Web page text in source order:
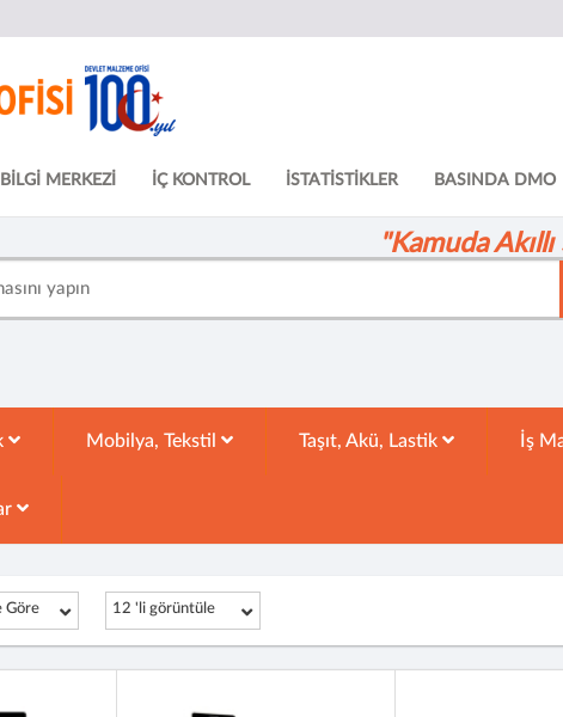
BİLGİ MERKEZİ İÇ KONTROL İSTATİSTİKLER BASINDA DMO
"Kamuda
Mobilya, Tekstil Taşıt, Akü, Lastik İş
Göre 12 'li görüntüle